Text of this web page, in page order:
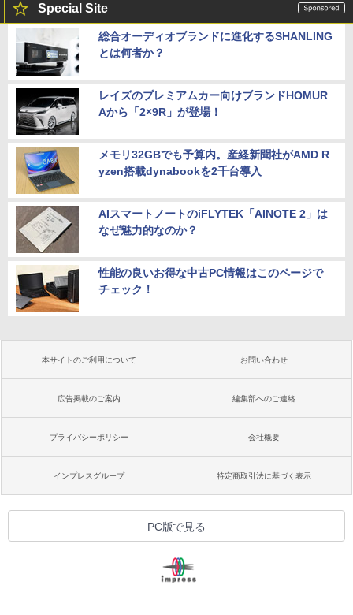
Special Site
総合オーディオブランドに進化するSHANLING
とは何者か？
レイズのプレミアムカー向けブランドHOMUR
Aから「2×9R」が登場！
メモリ32GBでも予算内。産経新聞社がAMD R
yzen搭載dynabookを2千台導入
AIスマートノートのiFLYTEK「AINOTE 2」は
なぜ魅力的なのか？
性能の良いお得な中古PC情報はこのページで
チェック！
本サイトのご利用について お問い合わせ
広告掲載のご案内 編集部へのご連絡
プライバシーポリシー 会社概要
インプレスグループ 特定商取引法に基づく表示
PC版で見る